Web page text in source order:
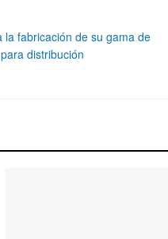
la fabricación de su gama de
distribución